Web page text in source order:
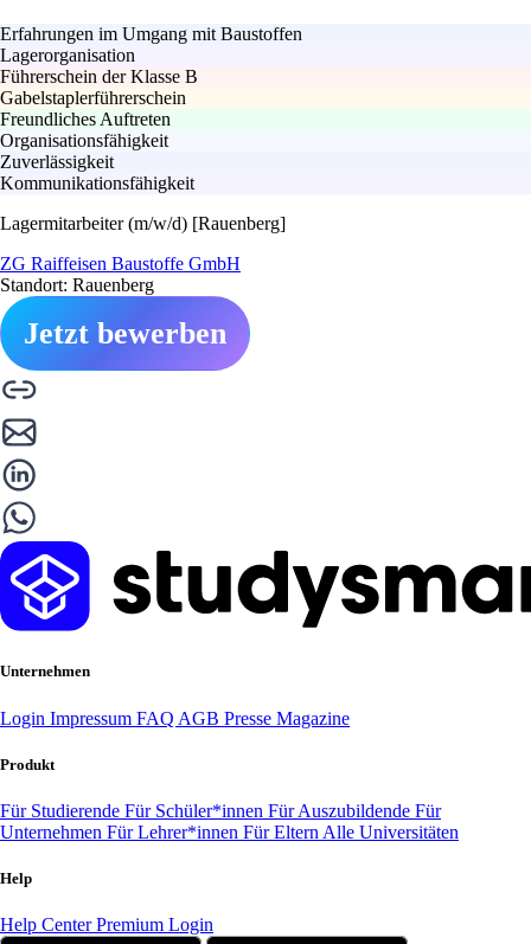
Erfahrungen im Umgang mit Baustoffen
Lagerorganisation
Führerschein der Klasse B
Gabelstaplerführerschein
Freundliches Auftreten
Organisationsfähigkeit
Zuverlässigkeit
Kommunikationsfähigkeit
Lagermitarbeiter (m/w/d) [Rauenberg]
ZG Raiffeisen Baustoffe GmbH
Standort: Rauenberg
Jetzt bewerben
Unternehmen
Login Impressum FAQ AGB Presse Magazine
Produkt
Für Studierende Für Schüler*innen Für Auszubildende Für
Unternehmen Für Lehrer*innen Für Eltern Alle Universitäten
Help
Help CenterPremium Login